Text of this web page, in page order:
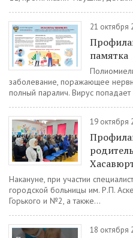
21 октября
памятка
заболевание, поражающее
полный паралич. Вирус
19 октября
Накануне, при участии
городской больницы им. Р.П.
Горького и №2, а также...
18 октября